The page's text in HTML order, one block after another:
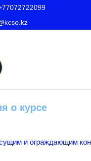
о курсе
и ограждающим